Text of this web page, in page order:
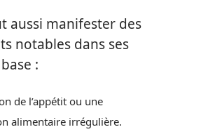
aussi manifester des
notables dans ses
:
de l’appétit ou une
alimentaire irrégulière.